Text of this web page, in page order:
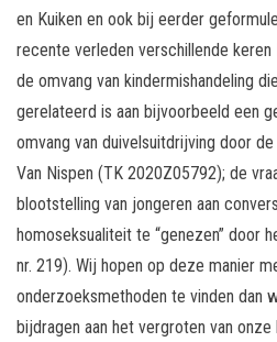
en Kuiken en ook bij eerder
recente verleden verschillende
de omvang van kindermishandeling
gerelateerd is aan bijvoorbeeld een
omvang van duivelsuitdrijving door
Van Nispen (TK 2020Z05792); de
blootstelling van jongeren aan
homoseksualiteit te “genezen” door
nr. 219). Wij hopen op deze manier
onderzoeksmethoden te vinden dan
bijdragen aan het vergroten van